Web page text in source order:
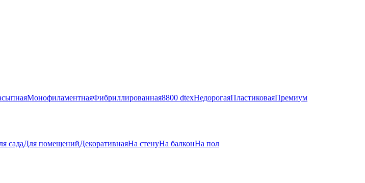
МонофиламентнаяФибриллированная8800 dtexНедорогаяПластиковаяПремиум
садаДля помещенийДекоративнаяНа стенуНа балконНа пол